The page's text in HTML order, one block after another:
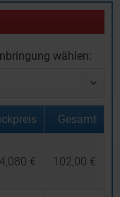
wählen:
Gesamt
4,080 € 102,00 €